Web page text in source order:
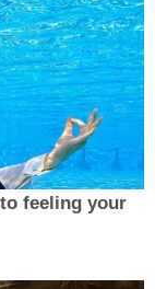
feeling your